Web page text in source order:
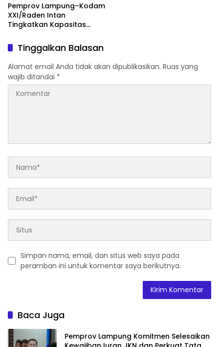
Pemprov Lampung–Kodam
XXI/Raden Intan
Tingkatkan Kapasitas
Komunikasi Publik
Tinggalkan Balasan
Alamat email Anda tidak akan dipublikasikan. Ruas yang
wajib ditandai *
Simpan nama, email, dan situs web saya pada
peramban ini untuk komentar saya berikutnya.
Baca Juga
Pemprov Lampung Komitmen Selesaikan